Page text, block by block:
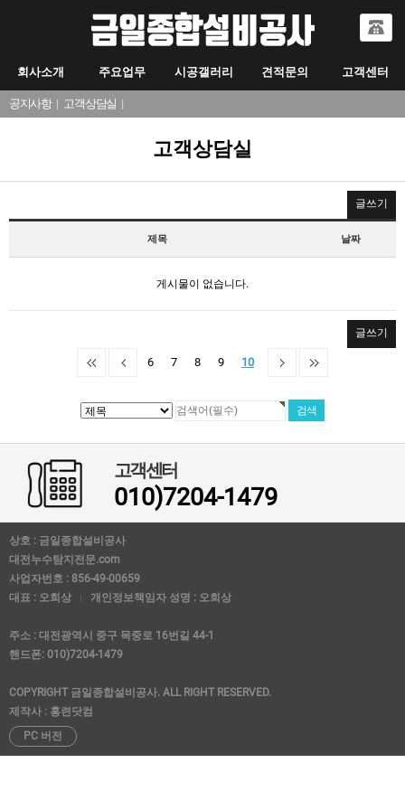
회사소개 주요업무 시공갤러리 견적문의 고객센터
공지사항| 고객상담실 |
고객상담실
글쓰기
제목 날짜
게시물이 없습니다.
글쓰기
6 7 8 9 10
고객센터
010)7204-1479
상호 : 금일종합설비공사
대전누수탐지전문.com
사업자번호 : 856-49-00659
대표 : 오희상
개인정보책임자 성명 : 오희상
주소 : 대전광역시 중구 목중로 16번길 44-1
핸드폰: 010)7204-1479
COPYRIGHT 금일종합설비공사. ALL RIGHT RESERVED.
제작사 : 홍련닷컴
PC 버전